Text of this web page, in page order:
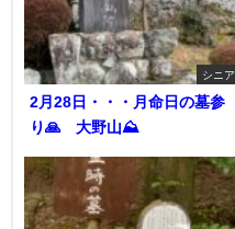
シニア
2月28日・・・月命日の墓参
り🙏 大野山⛰️